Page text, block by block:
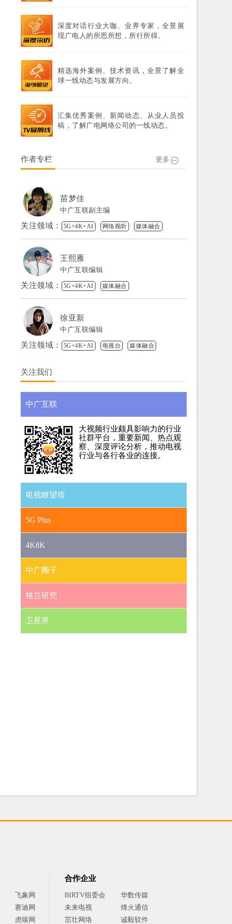
深度对话行业大咖、业界专家，全景展
现广电人的所思所想，所行所得。
精选海外案例、技术资讯，全景了解全
球一线动态与发展方向。
汇集优秀案例、新闻动态、从业人员投
稿，了解广电网络公司的一线动态。
作者专栏 更多
苗梦佳
中广互联副主编
关注领域： 5G+4K+AI 网络视听 媒体融合
王熙雁
中广互联编辑
关注领域： 5G+4K+AI 媒体融合
徐亚新
中广互联编辑
关注领域： 5G+4K+AI 电视台 媒体融合
关注我们
中广互联
大视频行业颇具影响力的行业
社群平台，重要新闻、热点观
察、深度评论分析，推动电视
行业与各行各业的连接。
电视瞭望塔
5G Plus
4K8K
中广圈子
格兰研究
卫星界
飞象网
赛迪网
虎嗅网
合作企业
BIRTV组委会
华数传媒
未来电视
烽火通信
茁壮网络
诚毅软件